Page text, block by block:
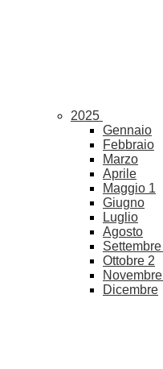
2025
Gennaio
Febbraio
Marzo
Aprile
Maggio 1
Giugno
Luglio
Agosto
Settembre
Ottobre 2
Novembre
Dicembre